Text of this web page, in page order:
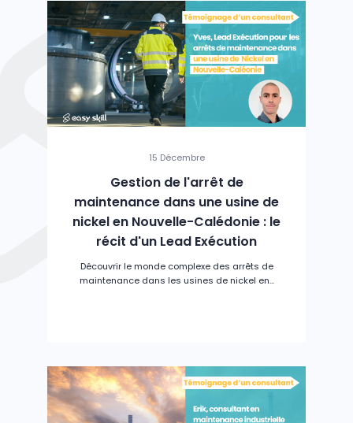
15 Décembre
Gestion de l'arrêt de
maintenance dans une usine de
nickel en Nouvelle-Calédonie : le
récit d'un Lead Exécution
Découvrir le monde complexe des arrêts de
maintenance dans les usines de nickel en...